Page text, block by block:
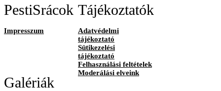
PestiSrácok
Impresszum
Tájékoztatók
Adatvédelmi
tájékoztató
Sütikezelési
tájékoztató
Felhasználási feltételek
Moderálási elveink
Galériák